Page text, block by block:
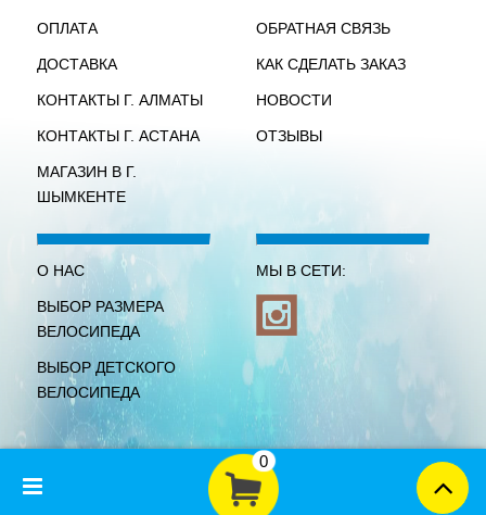
ОПЛАТА
ДОСТАВКА
КОНТАКТЫ Г. АЛМАТЫ
КОНТАКТЫ Г. АСТАНА
МАГАЗИН В Г.
ШЫМКЕНТЕ
ОБРАТНАЯ СВЯЗЬ
КАК СДЕЛАТЬ ЗАКАЗ
НОВОСТИ
ОТЗЫВЫ
О НАС
ВЫБОР РАЗМЕРА
ВЕЛОСИПЕДА
ВЫБОР ДЕТСКОГО
ВЕЛОСИПЕДА
МЫ В СЕТИ:
0